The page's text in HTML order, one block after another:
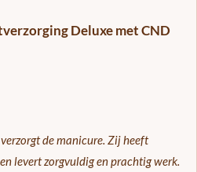
Deluxe met CND
de manicure. Zij heeft
levert zorgvuldig en prachtig werk.